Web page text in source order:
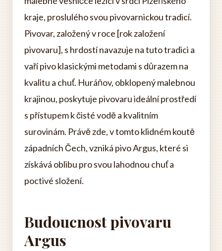
kraje, proslulého svou pivovarnickou tradicí.
Pivovar, založený v roce [rok založení
pivovaru], s hrdostí navazuje na tuto tradici a
vaří pivo klasickými metodami s důrazem na
kvalitu a chuť. Huráňov, obklopený malebnou
krajinou, poskytuje pivovaru ideální prostředí
s přístupem k čisté vodě a kvalitním
surovinám. Právě zde, v tomto klidném koutě
západních Čech, vzniká pivo Argus, které si
získává oblibu pro svou lahodnou chuť a
poctivé složení.
Budoucnost pivovaru
Argus